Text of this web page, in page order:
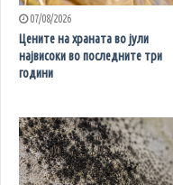
07/08/2026
Цените на храната во јули
највисоки во последните три
години